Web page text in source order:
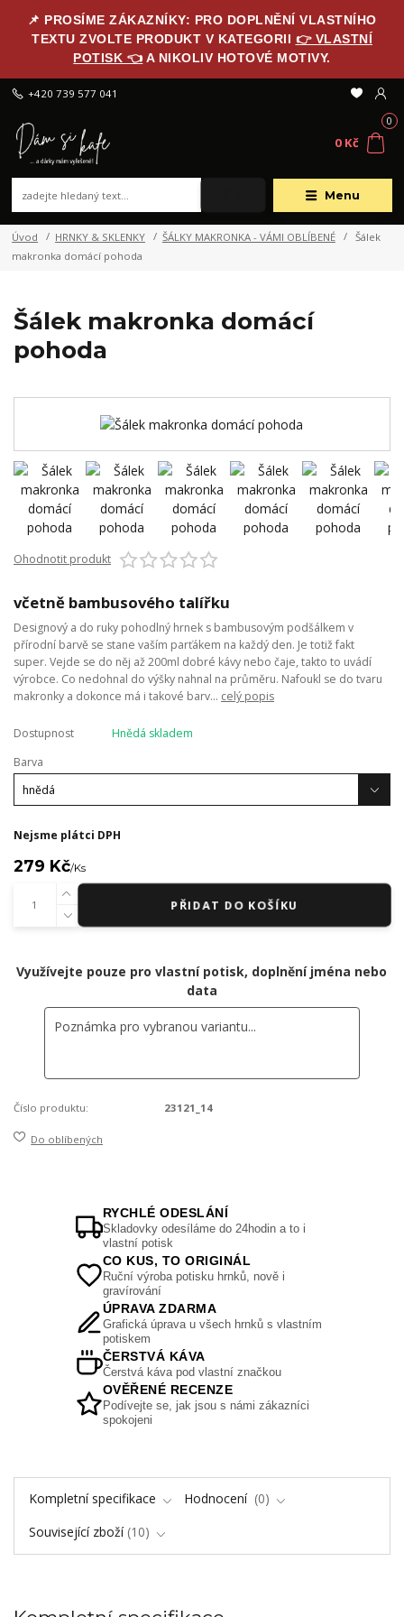
📌 PROSÍME ZÁKAZNÍKY: PRO DOPLNĚNÍ VLASTNÍHO
TEXTU ZVOLTE PRODUKT V KATEGORII 👉 VLASTNÍ
POTISK 👈 A NIKOLIV HOTOVÉ MOTIVY.
Menu
+420 739 577 041
0
0 Kč
Úvod HRNKY & SKLENKY ŠÁLKY MAKRONKA - VÁMI OBLÍBENÉ
Šálek
makronka domácí pohoda
Šálek makronka domácí
pohoda
Ohodnotit produkt
včetně bambusového talířku
Designový a do ruky pohodlný hrnek s bambusovým podšálkem v
přírodní barvě se stane vaším parťákem na každý den. Je totiž fakt
super. Vejde se do něj až 200ml dobré kávy nebo čaje, takto to uvádí
výrobce. Co nedohnal do výšky nahnal na průměru. Nafoukl se do tvaru
makronky a dokonce má i takové barv... celý popis
Dostupnost
Hnědá skladem
Barva
Nejsme plátci DPH
279 Kč/Ks
PŘIDAT DO KOŠÍKU
Využívejte pouze pro vlastní potisk, doplnění jména nebo
data
Číslo produktu: 23121_14
Do oblíbených
RYCHLÉ ODESLÁNÍ
Skladovky odesíláme do 24hodin a to i
vlastní potisk
CO KUS, TO ORIGINÁL
Ruční výroba potisku hrnků, nově i
gravírování
ÚPRAVA ZDARMA
Grafická úprava u všech hrnků s vlastním
potiskem
ČERSTVÁ KÁVA
Čerstvá káva pod vlastní značkou
OVĚŘENÉ RECENZE
Podívejte se, jak jsou s námi zákazníci
spokojeni
Kompletní specifikace Hodnocení
0
Související zboží 10